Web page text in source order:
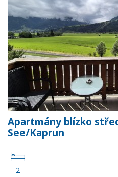
Apartmány blízko
See/Kaprun
2